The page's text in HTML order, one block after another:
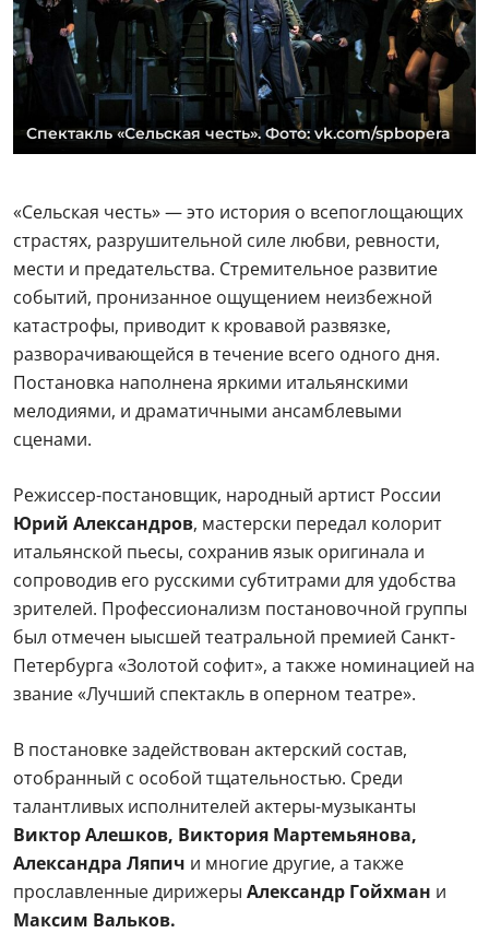
Спектакль «Сельская честь». Фото: vk.com/spbopera
«Сельская честь» — это история о всепоглощающих
страстях, разрушительной силе любви, ревности,
мести и предательства. Стремительное развитие
событий, пронизанное ощущением неизбежной
катастрофы, приводит к кровавой развязке,
разворачивающейся в течение всего одного дня.
Постановка наполнена яркими итальянскими
мелодиями, и драматичными ансамблевыми
сценами.
Режиссер-постановщик, народный артист России
Юрий Александров, мастерски передал колорит
итальянской пьесы, сохранив язык оригинала и
сопроводив его русскими субтитрами для удобства
зрителей. Профессионализм постановочной группы
был отмечен ыысшей театральной премией Санкт-
Петербурга «Золотой софит», а также номинацией на
звание «Лучший спектакль в оперном театре».
В постановке задействован актерский состав,
отобранный с особой тщательностью. Среди
талантливых исполнителей актеры-музыканты
Виктор Алешков, Виктория Мартемьянова,
Александра Ляпич и многие другие, а также
прославленные дирижеры Александр Гойхман и
Максим Вальков.